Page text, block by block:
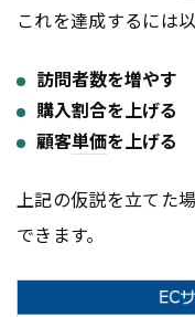
これを達成するには
訪問者数を増やす
購入割合を上げる
顧客単価を上げる
上記の仮説を立てた
できます。